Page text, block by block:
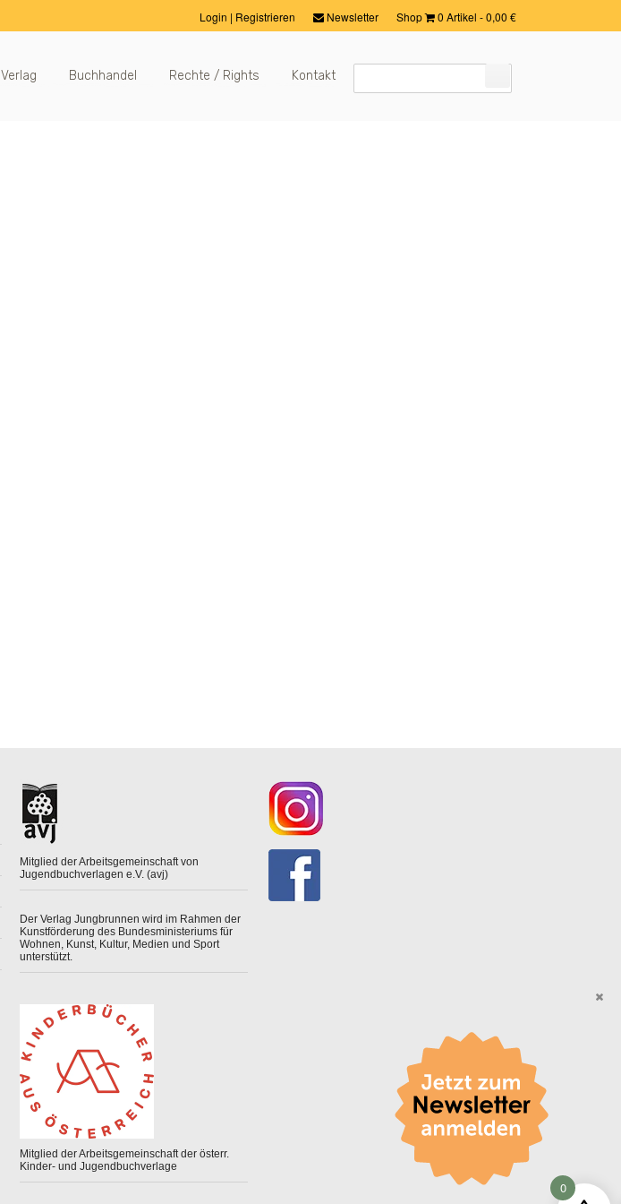
Shop 0 Artikel -0,00 €
Newsletter
Login | Registrieren
Verlag Buchhandel Rechte / Rights Kontakt
Mitglied der Arbeitsgemeinschaft von
Jugendbuchverlagen e.V. (avj)
Der Verlag Jungbrunnen wird im Rahmen der
Kunstförderung des Bundesministeriums für
Wohnen, Kunst, Kultur, Medien und Sport
unterstützt.
Mitglied der Arbeitsgemeinschaft der österr.
Kinder- und Jugendbuchverlage
0